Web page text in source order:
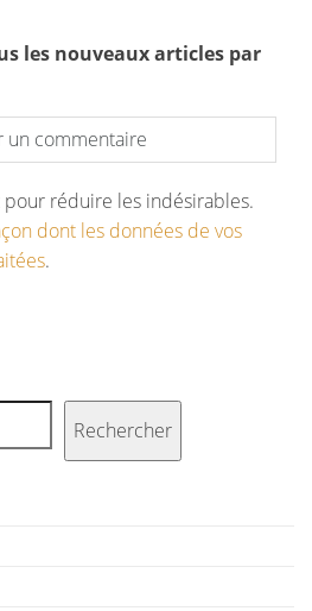
les nouveaux articles par
réduire les indésirables.
dont les données de vos
.
Rechercher